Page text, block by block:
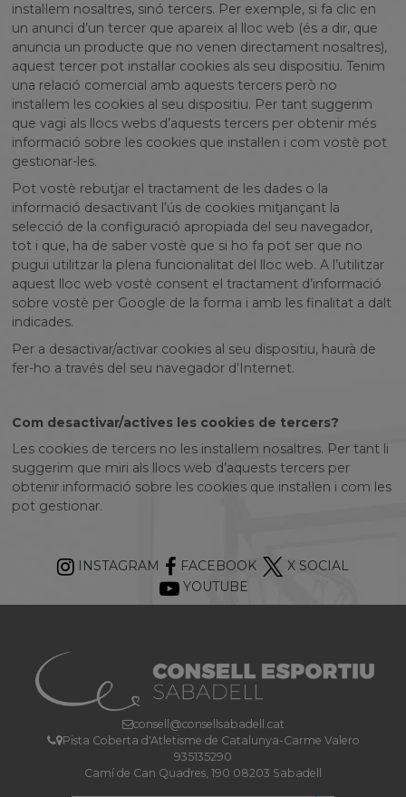
instal·lem nosaltres, sinó tercers. Per exemple, si fa clic en
un anunci d’un tercer que apareix al lloc web (és a dir, que
anuncia un producte que no venen directament nosaltres),
aquest tercer pot instal·lar cookies als seu dispositiu. Tenim
una relació comercial amb aquests tercers però no
instal·lem les cookies al seu dispositiu. Per tant suggerim
que vagi als llocs webs d’aquests tercers per obtenir més
informació sobre les cookies que instal·len i com vostè pot
gestionar-les.
Pot vostè rebutjar el tractament de les dades o la
informació desactivant l’ús de cookies mitjançant la
selecció de la configuració apropiada del seu navegador,
tot i que, ha de saber vostè que si ho fa pot ser que no
pugui utilitzar la plena funcionalitat del lloc web. A l’utilitzar
aquest lloc web vostè consent el tractament d’informació
sobre vostè per Google de la forma i amb les finalitat a dalt
indicades.
Per a desactivar/activar cookies al seu dispositiu, haurà de
fer-ho a través del seu navegador d’Internet.
Com desactivar/actives les cookies de tercers?
Les cookies de tercers no les instal·lem nosaltres. Per tant li
suggerim que miri als llocs web d’aquests tercers per
obtenir informació sobre les cookies que instal·len i com les
pot gestionar.
INSTAGRAM FACEBOOK
X SOCIAL
YOUTUBE
consell@consellsabadell.cat
Pista Coberta d'Atletisme de Catalunya-Carme Valero
935135290
Camí de Can Quadres, 190 08203 Sabadell